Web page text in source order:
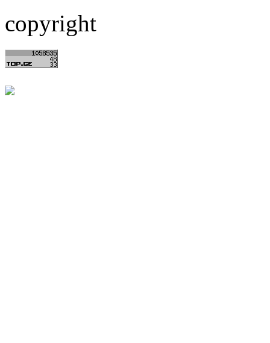
copyright